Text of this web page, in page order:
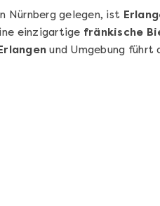
Nürnberg gelegen, ist
einzigartige fränkische
und Umgebung führt